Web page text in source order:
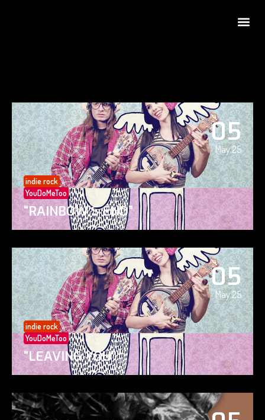
05
May 25
indie rock
YouDoMeToo
“RAINBOW’S END”
05
May 25
indie rock
YouDoMeToo
“LEAVING YOU”